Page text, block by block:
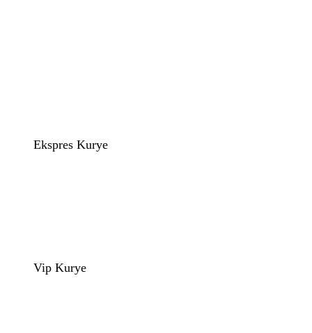
Ekspres Kurye
Vip Kurye